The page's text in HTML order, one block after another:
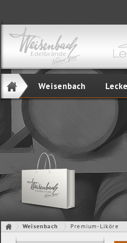
Weisenbach
Weisenbach Premium-Liköre